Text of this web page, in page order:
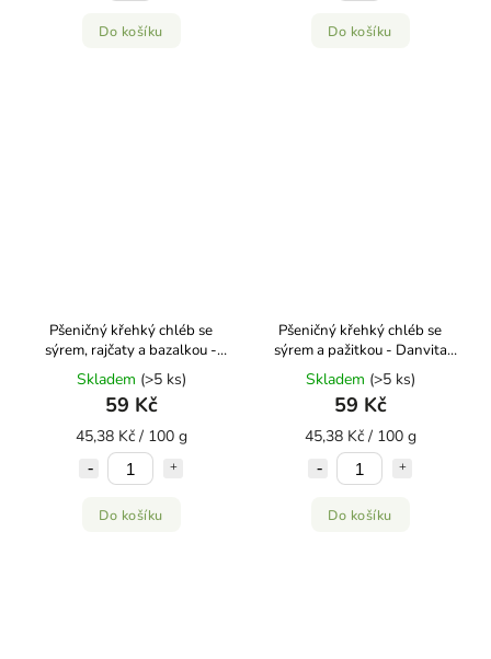
Do košíku Do košíku
Pšeničný křehký chléb se
sýrem, rajčaty a bazalkou -
Danvita 130g
Skladem (>5 ks)
59 Kč
45,38 Kč / 100 g
Do košíku
Pšeničný křehký chléb se
sýrem a pažitkou - Danvita
130g
Skladem (>5 ks)
59 Kč
45,38 Kč / 100 g
Do košíku